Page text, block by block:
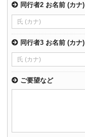
同行者2 お名前 (カナ)
同行者3 お名前 (カナ)
ご要望など